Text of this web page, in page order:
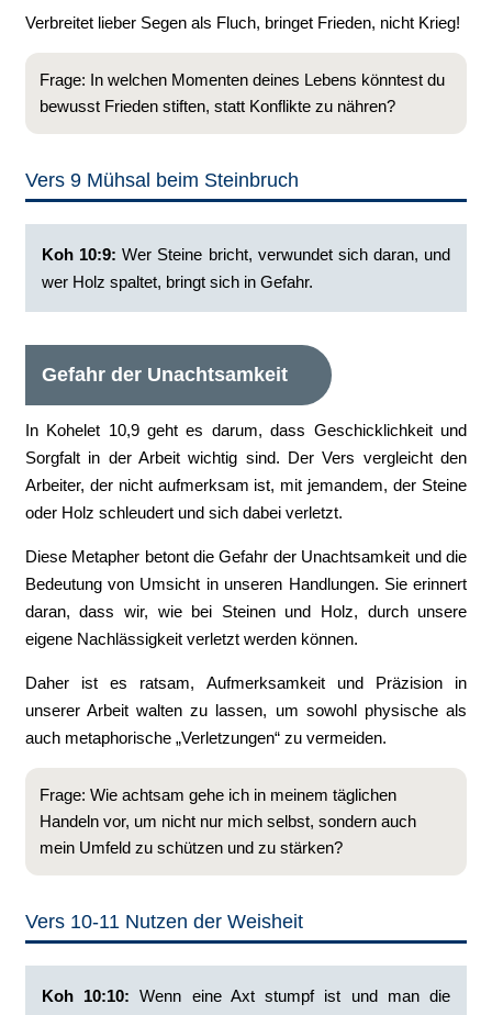
Verbreitet lieber Segen als Fluch, bringet Frieden, nicht Krieg!
Frage: In welchen Momenten deines Lebens könntest du
bewusst Frieden stiften, statt Konflikte zu nähren?
Vers 9 Mühsal beim Steinbruch
Koh 10:9: ‭Wer Steine bricht, verwundet sich daran, und
wer Holz spaltet, bringt sich in Gefahr.
Gefahr der Unachtsamkeit
In Kohelet 10,9 geht es darum, dass Geschicklichkeit und
Sorgfalt in der Arbeit wichtig sind. Der Vers vergleicht den
Arbeiter, der nicht aufmerksam ist, mit jemandem, der Steine
oder Holz schleudert und sich dabei verletzt.
Diese Metapher betont die Gefahr der Unachtsamkeit und die
Bedeutung von Umsicht in unseren Handlungen. Sie erinnert
daran, dass wir, wie bei Steinen und Holz, durch unsere
eigene Nachlässigkeit verletzt werden können.
Daher ist es ratsam, Aufmerksamkeit und Präzision in
unserer Arbeit walten zu lassen, um sowohl physische als
auch metaphorische „Verletzungen“ zu vermeiden.
Frage: Wie achtsam gehe ich in meinem täglichen
Handeln vor, um nicht nur mich selbst, sondern auch
mein Umfeld zu schützen und zu stärken?
Vers 10-11 Nutzen der Weisheit
Koh 10:10: ‭Wenn eine Axt stumpf ist und man die